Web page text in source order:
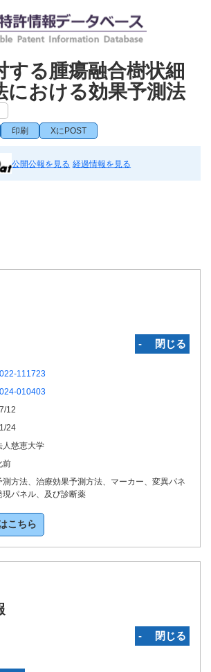
する腫瘍融合樹状細
における効果予測法
印刷 XにPOST
公開公報を見る 経過情報を見る
‐ 閉じる
111723
010403
12
24
人慈恵大学
前
測方法、治療効果予測方法、マーカー、変異パネ
現パネル、及び診断薬
こちら
‐ 閉じる